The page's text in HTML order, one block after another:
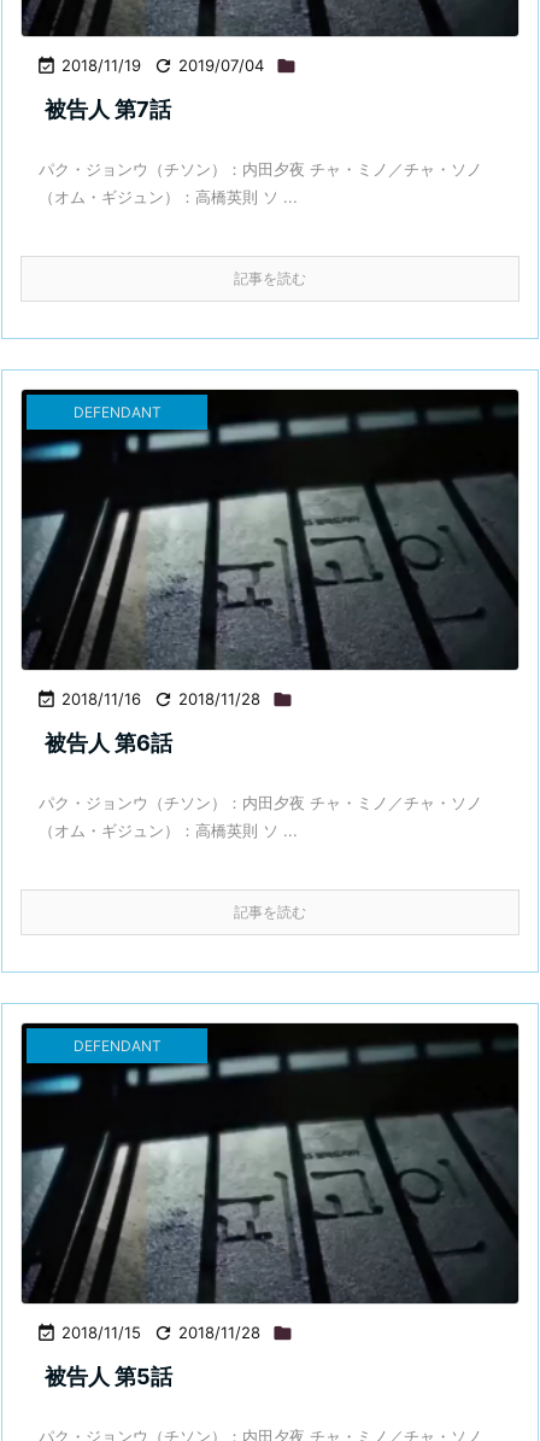
 2018/11/19  2019/07/04 
被告人 第7話
パク・ジョンウ（チソン）：内田夕夜 チャ・ミノ／チャ・ソノ
（オム・ギジュン）：高橋英則 ソ ...
記事を読む
 2018/11/16  2018/11/28 
DEFENDANT
被告人 第6話
パク・ジョンウ（チソン）：内田夕夜 チャ・ミノ／チャ・ソノ
（オム・ギジュン）：高橋英則 ソ ...
記事を読む
 2018/11/15  2018/11/28 
DEFENDANT
被告人 第5話
パク・ジョンウ（チソン）：内田夕夜 チャ・ミノ／チャ・ソノ